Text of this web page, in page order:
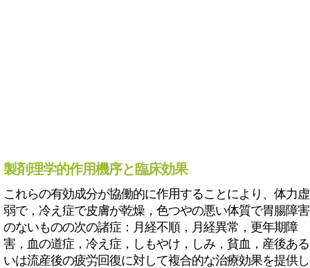
製剤理学的作用機序と臨床効果
これらの有効成分が協働的に作用することにより、体力虚
弱で，冷え症で皮膚が乾燥，色つやの悪い体質で胃腸障害
のないものの次の諸症：月経不順，月経異常，更年期障
害，血の道症，冷え症，しもやけ，しみ，貧血，産後ある
いは流産後の疲労回復に対して複合的な治療効果を提供し